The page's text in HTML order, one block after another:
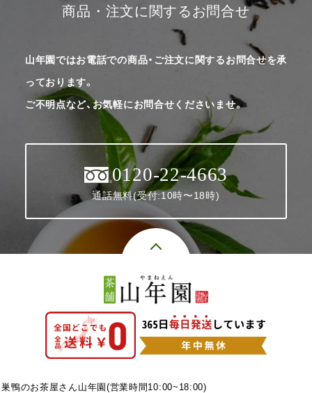
商品・注文に関するお問合せ
山年園ではお電話での商品・ご注文に関するお問合せを承
っております。
ご不明点など、お気軽にお問合せくださいませ。
0120-22-4663
通話無料(受付:10時〜18時)
巣鴨のお茶屋さん山年園(営業時間10:00~18:00)